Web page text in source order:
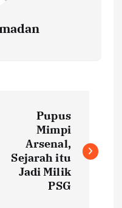
Pupus
Mimpi
Arsenal,
Sejarah itu
Jadi Milik
PSG